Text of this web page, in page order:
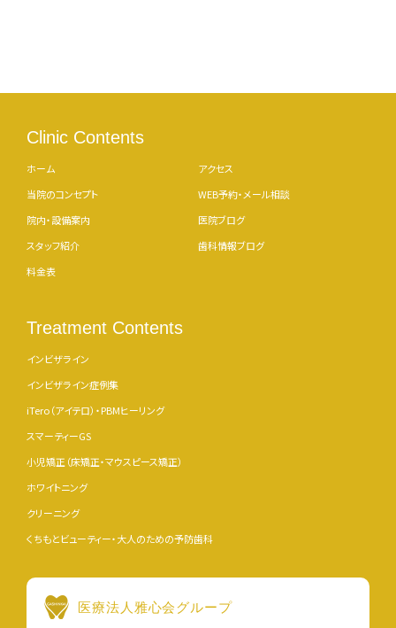
Clinic Contents
ホーム
当院のコンセプト
院内・設備案内
スタッフ紹介
料金表
アクセス
WEB予約・メール相談
医院ブログ
歯科情報ブログ
Treatment Contents
インビザライン
インビザライン症例集
iTero（アイテロ）・PBMヒーリング
スマーティーGS
小児矯正（床矯正・マウスピース矯正）
ホワイトニング
クリーニング
くちもとビューティー・大人のための予防歯科
医療法人雅心会グループ